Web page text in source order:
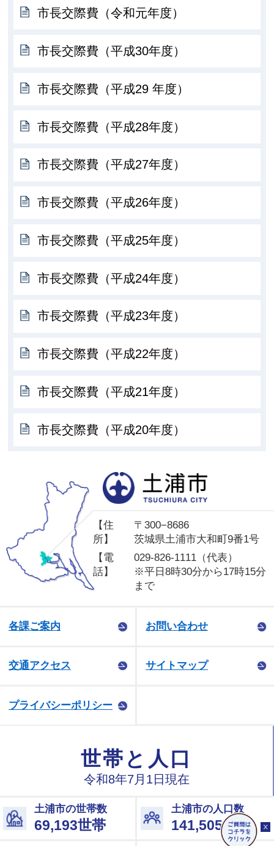
市長交際費（令和元年度）
市長交際費（平成30年度）
市長交際費（平成29 年度）
市長交際費（平成28年度）
市長交際費（平成27年度）
市長交際費（平成26年度）
市長交際費（平成25年度）
市長交際費（平成24年度）
市長交際費（平成23年度）
市長交際費（平成22年度）
市長交際費（平成21年度）
市長交際費（平成20年度）
【住
所】
〒300−8686
茨城県土浦市大和町9番1号
【電
話】
029-826-1111（代表）
※平日8時30分から17時15分
まで
各課ご案内 お問い合わせ
交通アクセス サイトマップ
プライバシーポリシー